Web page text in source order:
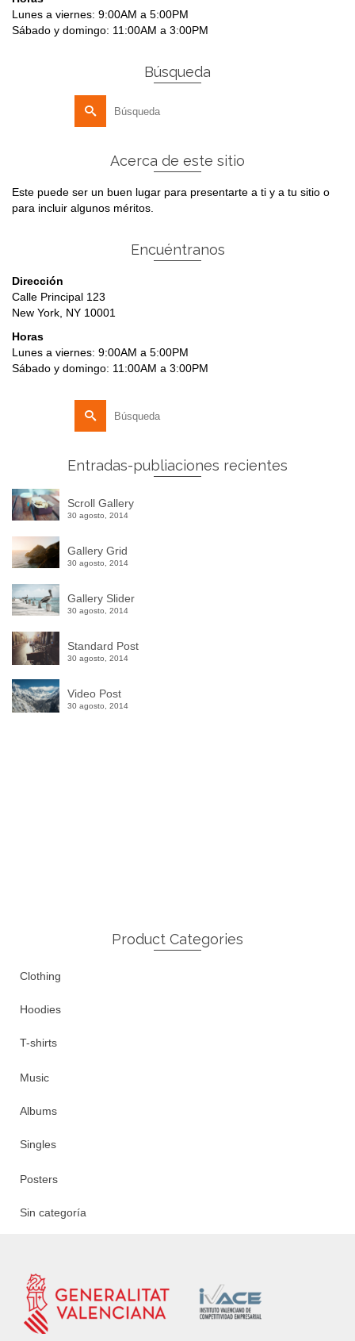
Lunes a viernes: 9:00AM a 5:00PM
Sábado y domingo: 11:00AM a 3:00PM
Búsqueda
por:
Acerca de este sitio
Este puede ser un buen lugar para presentarte a ti y a tu sitio o
para incluir algunos méritos.
Encuéntranos
Dirección
Calle Principal 123
New York, NY 10001
Horas
Lunes a viernes: 9:00AM a 5:00PM
Sábado y domingo: 11:00AM a 3:00PM
por:
Entradas-publiaciones recientes
Scroll Gallery
30 agosto, 2014
Gallery Grid
30 agosto, 2014
Gallery Slider
30 agosto, 2014
Standard Post
30 agosto, 2014
Video Post
30 agosto, 2014
Product Categories
Clothing
Hoodies
T-shirts
Music
Albums
Singles
Posters
Sin categoría